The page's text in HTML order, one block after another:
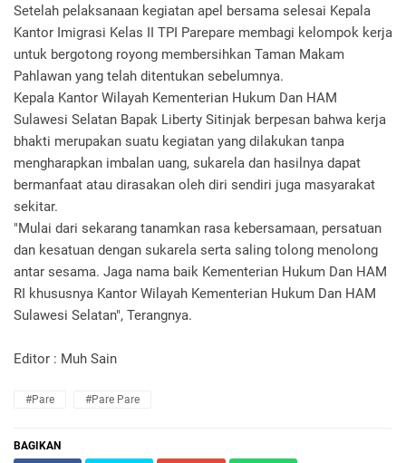
Setelah pelaksanaan kegiatan apel bersama selesai Kepala
Kantor Imigrasi Kelas II TPI Parepare membagi kelompok kerja
untuk bergotong royong membersihkan Taman Makam
Pahlawan yang telah ditentukan sebelumnya.
Kepala Kantor Wilayah Kementerian Hukum Dan HAM
Sulawesi Selatan Bapak Liberty Sitinjak berpesan bahwa kerja
bhakti merupakan suatu kegiatan yang dilakukan tanpa
mengharapkan imbalan uang, sukarela dan hasilnya dapat
bermanfaat atau dirasakan oleh diri sendiri juga masyarakat
sekitar.
"Mulai dari sekarang tanamkan rasa kebersamaan, persatuan
dan kesatuan dengan sukarela serta saling tolong menolong
antar sesama. Jaga nama baik Kementerian Hukum Dan HAM
RI khususnya Kantor Wilayah Kementerian Hukum Dan HAM
Sulawesi Selatan", Terangnya.
Editor : Muh Sain
#Pare #Pare Pare
BAGIKAN